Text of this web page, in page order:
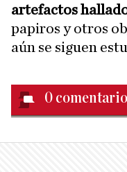
artefactos
papiros y otros
aún se siguen
0